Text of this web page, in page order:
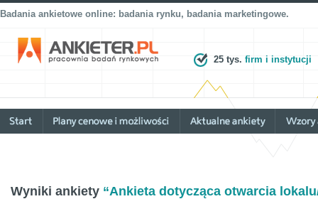
Badania ankietowe online: badania rynku, badania marketingowe.
25 tys. firm i instytucji
Wyniki ankiety “Ankieta dotycząca otwarcia